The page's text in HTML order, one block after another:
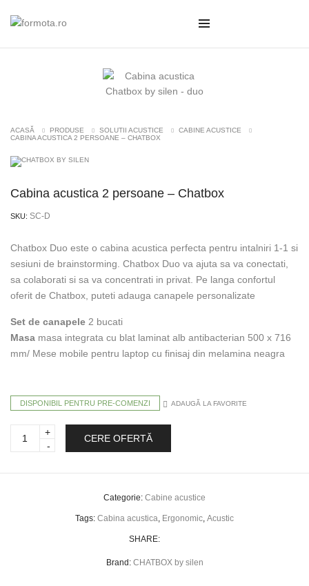
ACASĂ PRODUSE SOLUTII ACUSTICE
CABINE ACUSTICE
CABINA ACUSTICA 2 PERSOANE – CHATBOX
Cabina acustica 2 persoane – Chatbox
SKU: SC-D
Chatbox Duo este o cabina acustica perfecta pentru intalniri 1-1 si
sesiuni de brainstorming. Chatbox Duo va ajuta sa va conectati,
sa colaborati si sa va concentrati in privat. Pe langa confortul
oferit de Chatbox, puteti adauga canapele personalizate
Set de canapele 2 bucati
Masa masa integrata cu blat laminat alb antibacterian 500 x 716
mm/ Mese mobile pentru laptop cu finisaj din melamina neagra
DISPONIBIL PENTRU PRE-COMENZI
acustica
CERE OFERTĂ
ADAUGĂ LA FAVORITE
Categorie: Cabine acustice
Tags: Cabina acustica, Ergonomic, Acustic
SHARE:
Brand: CHATBOX by silen